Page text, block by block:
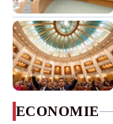
ECONOMIE